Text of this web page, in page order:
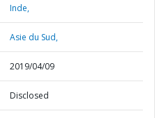
Inde,
Asie du Sud,
2019/04/09
Disclosed